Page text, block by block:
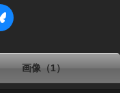
画像（1）